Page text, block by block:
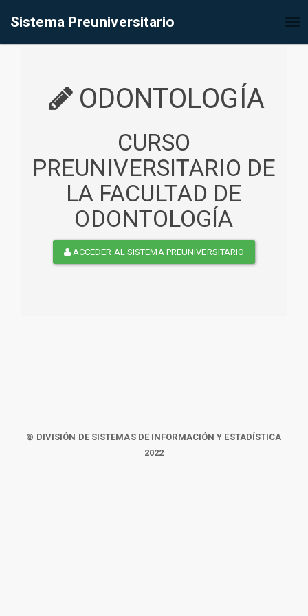
Sistema Preuniversitario
ODONTOLOGÍA
CURSO
PREUNIVERSITARIO DE
LA FACULTAD DE
ODONTOLOGÍA
ACCEDER AL SISTEMA PREUNIVERSITARIO
© DIVISIÓN DE SISTEMAS DE INFORMACIÓN Y ESTADÍSTICA
2022